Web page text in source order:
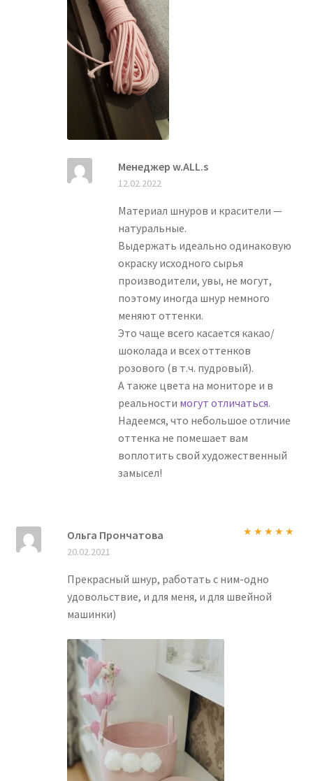
Менеджер w.ALL.s
12.02.2022
Материал шнуров и красители —
натуральные.
Выдержать идеально одинаковую
окраску исходного сырья
производители, увы, не могут,
поэтому иногда шнур немного
меняют оттенки.
Это чаще всего касается какао/
шоколада и всех оттенков
розового (в т.ч. пудровый).
А также цвета на мониторе и в
реальности могут отличаться.
Надеемся, что небольшое отличие
оттенка не помешает вам
воплотить свой художественный
замысел!
Ольга Прончатова
20.02.2021
Прекрасный шнур, работать с ним-одно
удовольствие, и для меня, и для швейной
машинки)